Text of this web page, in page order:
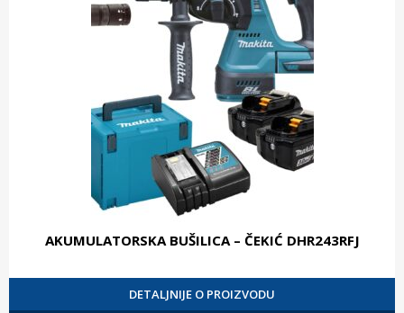
AKUMULATORSKA BUŠILICA – ČEKIĆ DHR243RFJ
DETALJNIJE O PROIZVODU